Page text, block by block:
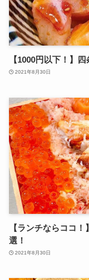
【1000円以下！】
2021年8月30日
【ランチならココ
選！
2021年8月30日